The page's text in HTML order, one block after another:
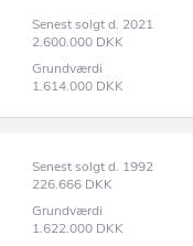
Senest solgt d. 2021
2.600.000 DKK
Grundværdi
1.614.000 DKK
Senest solgt d. 1992
226.666 DKK
Grundværdi
1.622.000 DKK